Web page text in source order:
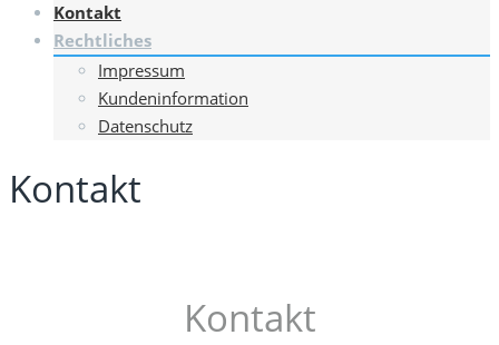
Kontakt
Rechtliches
Impressum
Kundeninformation
Datenschutz
Kontakt
Kontakt